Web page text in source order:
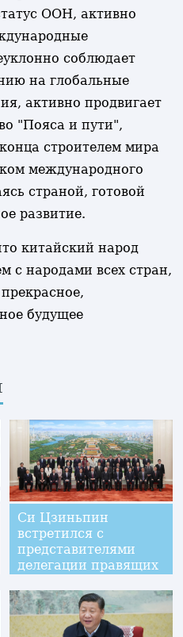
ООН, активно
соблюдает
на глобальные
активно продвигает
"Пояса и пути",
строителем мира
международного
страной, готовой
развитие.
китайский народ
с народами всех стран,
будущее
Си Цзиньпин
встретился с
представителями
делегации правящих